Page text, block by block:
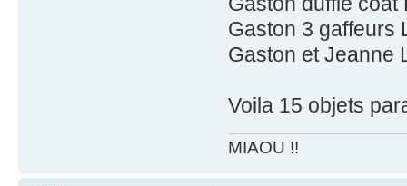
Gaston 3 gaffeurs
Gaston et Jeanne
Voila 15 objets
MIAOU !!